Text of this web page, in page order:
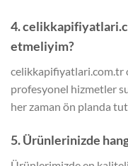
4.
etmeliyim?
celikkapifiyatlari.com.tr
profesyonel hizmetler
her zaman ön planda
5. Ürünlerinizde